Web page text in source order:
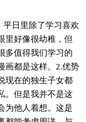
日里除了学习喜欢
里好像很幼稚，但
多值得我们学习的
画都是这样。2.优势
现在的独生子女都
。但是我并不是这
为他人着想。这是